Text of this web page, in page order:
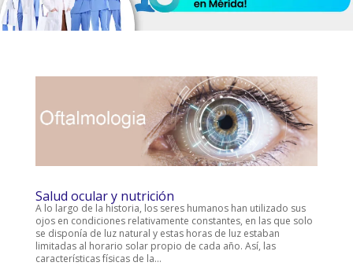
Salud ocular y nutrición
A lo largo de la historia, los seres humanos han utilizado sus
ojos en condiciones relativamente constantes, en las que solo
se disponía de luz natural y estas horas de luz estaban
limitadas al horario solar propio de cada año. Así, las
características físicas de la...